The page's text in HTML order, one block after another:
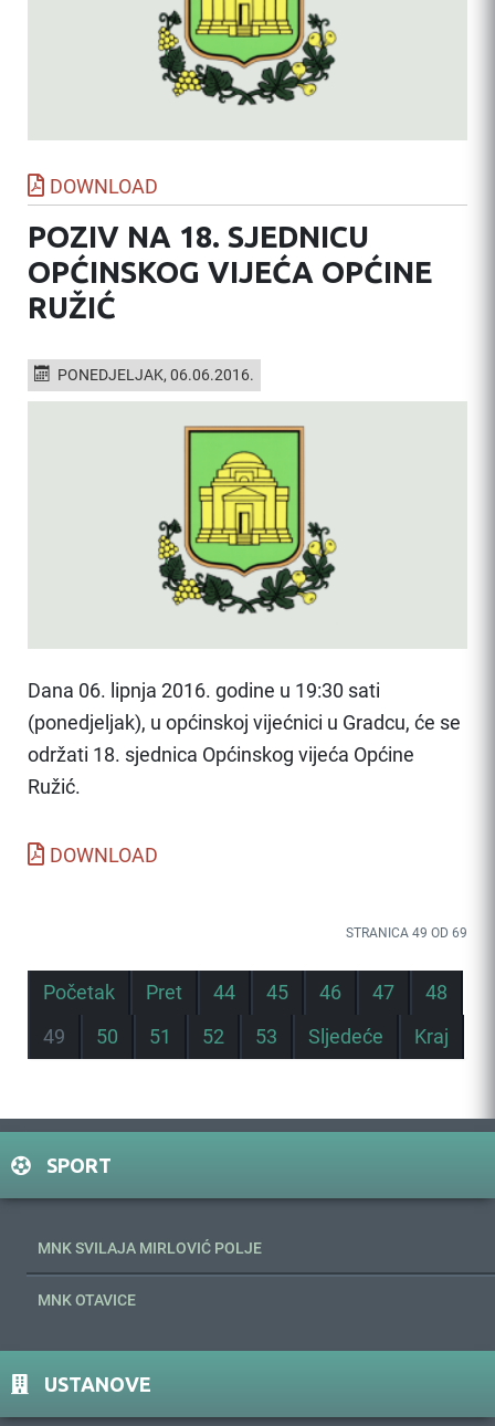
DOWNLOAD
POZIV NA 18. SJEDNICU
OPĆINSKOG VIJEĆA OPĆINE
RUŽIĆ
PONEDJELJAK, 06.06.2016.
Dana 06. lipnja 2016. godine u 19:30 sati
(ponedjeljak), u općinskoj vijećnici u Gradcu, će se
održati 18. sjednica Općinskog vijeća Općine
Ružić.
DOWNLOAD
STRANICA 49 OD 69
Početak Pret 44 45 46 47
48
49
50 51 52 53 Sljedeće Kraj
SPORT
MNK SVILAJA MIRLOVIĆ POLJE
MNK OTAVICE
USTANOVE